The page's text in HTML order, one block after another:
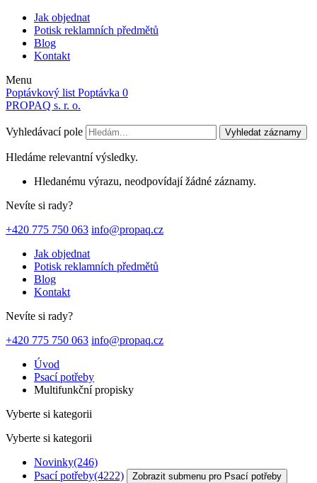
Jak objednat
Potisk reklamních předmětů
Blog
Kontakt
Menu
Poptávkový list Poptávka 0
PROPAQ s. r. o.
Vyhledávací pole Vyhledat záznamy
Hledáme relevantní výsledky.
Hledanému výrazu, neodpovídají žádné záznamy.
Nevíte si rady?
+420 775 750 063 info@propaq.cz
Jak objednat
Potisk reklamních předmětů
Blog
Kontakt
Nevíte si rady?
+420 775 750 063 info@propaq.cz
Úvod
Psací potřeby
Multifunkční propisky
Vyberte si kategorii
Vyberte si kategorii
Novinky(246)
Psací potřeby(4222) Zobrazit submenu pro Psací potřeby